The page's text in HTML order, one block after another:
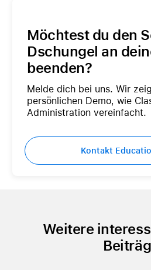
Möchtest du den
Dschungel an
beenden?
Melde dich bei uns. Wir
persönlichen Demo, wie
Administration vereinfacht.
Kontakt
Weitere